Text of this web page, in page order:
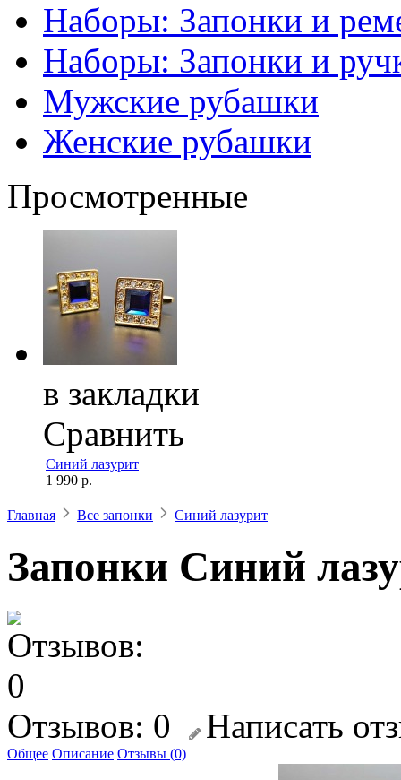
Наборы: Запонки и
Наборы: Запонки и
Мужские рубашки
Женские рубашки
Просмотренные
в закладки
Сравнить
Синий лазурит
1 990 р.
Главная Все запонки Синий лазурит
Запонки Синий
Отзывов: 0 Написать
Общее Описание Отзывы (0)